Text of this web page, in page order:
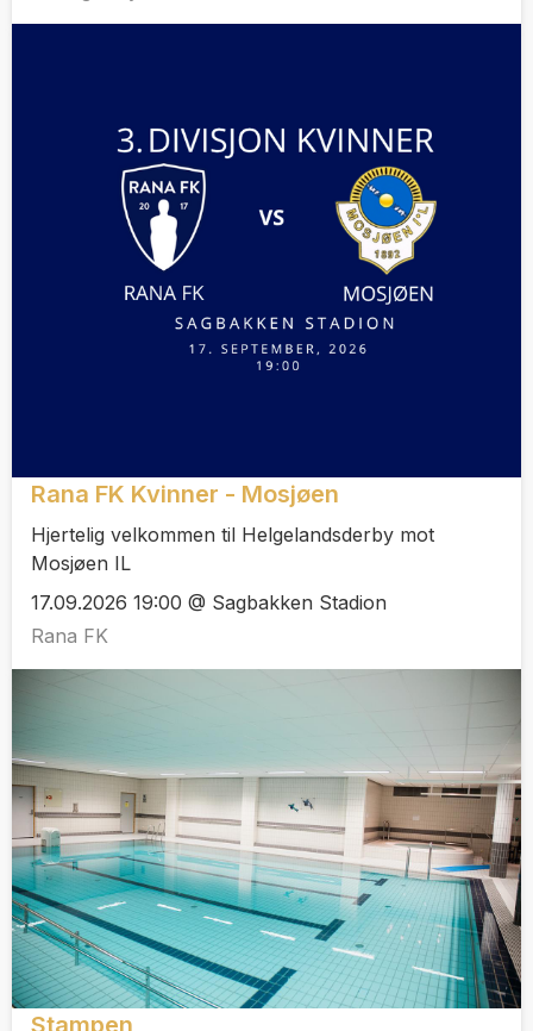
Rana FK Kvinner - Mosjøen
Hjertelig velkommen til Helgelandsderby mot
Mosjøen IL
17.09.2026 19:00 @ Sagbakken Stadion
Rana FK